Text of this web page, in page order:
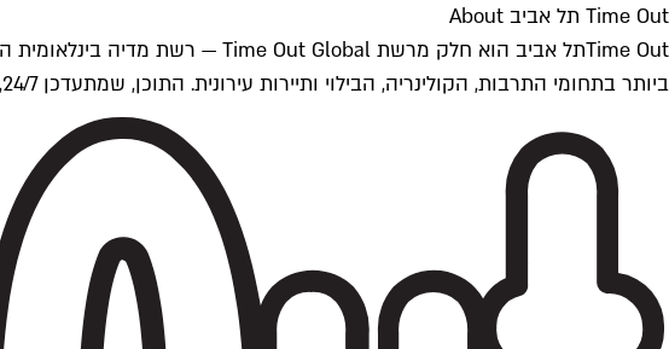
Time Out תל אביב About
ביותר בתחומי התרבות, הקולינריה, הבילוי ותיירות עירונית. התוכן, שמתעדכן 24/7, נכתב ונערך על ידי צוות עיתונאים מקצועי מקומי בישראל, בהתאם לסטנדרטים של Time Out העולמית.